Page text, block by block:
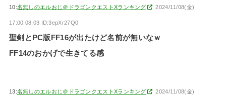
10:名無しのエルおじ＠ドラゴンクエストXランキング 2024/11/08(金)
17:00:08.03 ID:3epXr27Q0
聖剣とPC版FF16が出たけど名前が無いなｗ
FF14のおかげで生きてる感
13:名無しのエルおじ＠ドラゴンクエストXランキング 2024/11/08(金)